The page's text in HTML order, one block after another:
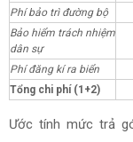
Phí bảo trì đường bộ
Bảo hiểm trách nhiệm
dân sự
Phí đăng kí ra biển
Tổng chi phí (1+2)
Ước tính mức trả